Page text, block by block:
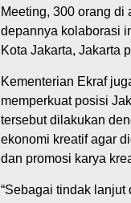
Meeting, 300 orang di
depannya kolaborasi
Kota Jakarta, Jakarta
Kementerian Ekraf
memperkuat posisi
tersebut dilakukan
ekonomi kreatif agar
dan promosi karya
“Sebagai tindak